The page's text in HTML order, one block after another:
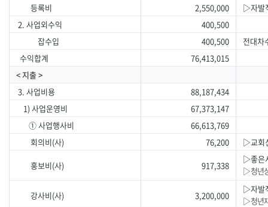
등록비
2,550,000
▷자발
2. 사업외수익
400,500
잡수입
400,500
전대차
수익합계
76,413,015
< 지출 >
3. 사업비용
88,187,434
1) 사업운영비
67,373,147
① 사업행사비
66,613,769
회의비(사)
76,200 ▷교회
홍보비(사) 917,338
▷좋은
▷청년
강사비(사) 3,200,000
▷자발
▷청년